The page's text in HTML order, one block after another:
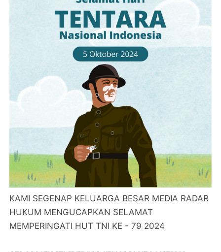
KAMI SEGENAP KELUARGA BESAR MEDIA RADAR
HUKUM MENGUCAPKAN SELAMAT
MEMPERINGATI HUT TNI KE - 79 2024